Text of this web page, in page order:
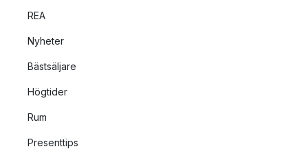
REA
Nyheter
Bästsäljare
Högtider
Rum
Presenttips